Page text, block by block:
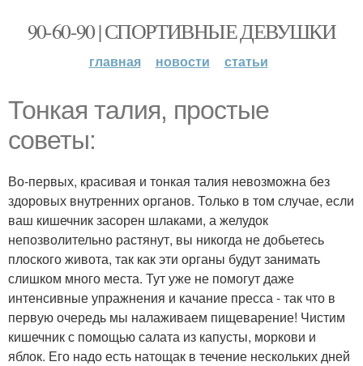
90-60-90 | СПОРТИВНЫЕ ДЕВУШКИ
главная новости статьи
Тонкая талия, простые
советы:
Во-первых, красивая и тонкая талия невозможна без
здоровых внутренних органов. Только в том случае, если
ваш кишечник засорен шлаками, а желудок
непозволительно растянут, вы никогда не добьетесь
плоского живота, так как эти органы будут занимать
слишком много места. Тут уже не помогут даже
интенсивные упражнения и качание пресса - так что в
первую очередь мы налаживаем пищеварение! Чистим
кишечник с помощью салата из капусты, моркови и
яблок. Его надо есть натощак в течение нескольких дней